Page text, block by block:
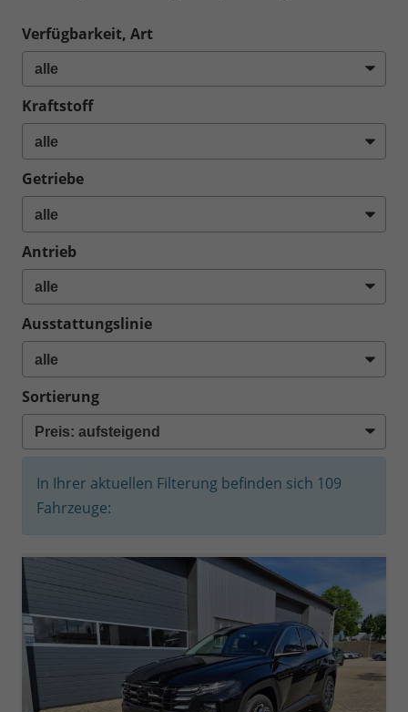
Verfügbarkeit, Art
Kraftstoff
Getriebe
Antrieb
Ausstattungslinie
Sortierung
In Ihrer aktuellen Filterung befinden sich 109
Fahrzeuge: